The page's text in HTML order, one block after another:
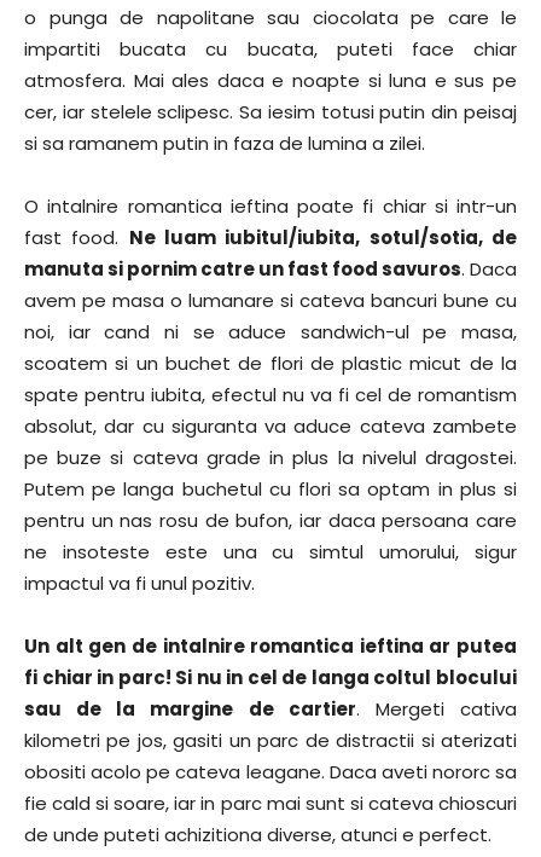
o punga de napolitane sau ciocolata pe care le
impartiti bucata cu bucata, puteti face chiar
atmosfera. Mai ales daca e noapte si luna e sus pe
cer, iar stelele sclipesc. Sa iesim totusi putin din peisaj
si sa ramanem putin in faza de lumina a zilei.
O intalnire romantica ieftina poate fi chiar si intr-un
fast food. Ne luam iubitul/iubita, sotul/sotia, de
manuta si pornim catre un fast food savuros. Daca
avem pe masa o lumanare si cateva bancuri bune cu
noi, iar cand ni se aduce sandwich-ul pe masa,
scoatem si un buchet de flori de plastic micut de la
spate pentru iubita, efectul nu va fi cel de romantism
absolut, dar cu siguranta va aduce cateva zambete
pe buze si cateva grade in plus la nivelul dragostei.
Putem pe langa buchetul cu flori sa optam in plus si
pentru un nas rosu de bufon, iar daca persoana care
ne insoteste este una cu simtul umorului, sigur
impactul va fi unul pozitiv.
Un alt gen de intalnire romantica ieftina ar putea
fi chiar in parc! Si nu in cel de langa coltul blocului
sau de la margine de cartier. Mergeti cativa
kilometri pe jos, gasiti un parc de distractii si aterizati
obositi acolo pe cateva leagane. Daca aveti nororc sa
fie cald si soare, iar in parc mai sunt si cateva chioscuri
de unde puteti achizitiona diverse, atunci e perfect.